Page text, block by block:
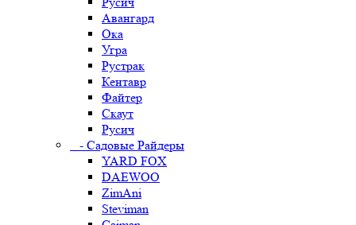
Авангард
Ока
Угра
Рустрак
Кентавр
Файтер
Скаут
Русич
- Садовые Райдеры
YARD FOX
DAEWOO
ZimAni
Steviman